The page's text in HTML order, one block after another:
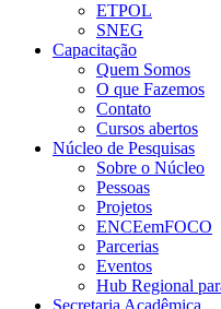
ETPOL
SNEG
Capacitação
Quem Somos
O que Fazemos
Contato
Cursos abertos
Núcleo de Pesquisas
Sobre o Núcleo
Pessoas
Projetos
ENCEemFOCO
Parcerias
Eventos
Hub Regional
Secretaria Acadêmica